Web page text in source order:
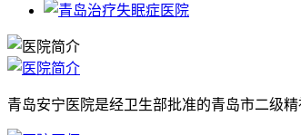
青岛安宁医院是经卫生部批准的青岛市二级